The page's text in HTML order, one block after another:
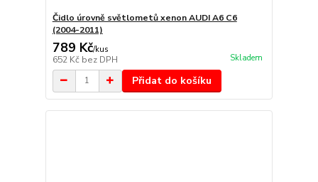
Čidlo úrovně světlometů xenon AUDI A6 C6
(2004-2011)
789 Kč/kus
652 Kč bez DPH Skladem
Přidat do košíku